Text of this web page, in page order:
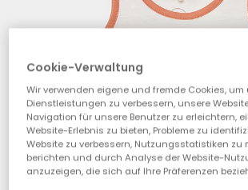
Cookie-Verwaltung
Wir verwenden eigene und fremde Cookies, um
Dienstleistungen zu verbessern, unsere
Navigation für unsere Benutzer zu erleichtern,
Website-Erlebnis zu bieten, Probleme zu
Website zu verbessern, Nutzungsstatistiken zu
berichten und durch Analyse der Website-
anzuzeigen, die sich auf Ihre Präferenzen